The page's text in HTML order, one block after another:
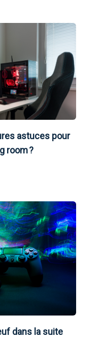
astuces pour
room ?
dans la suite